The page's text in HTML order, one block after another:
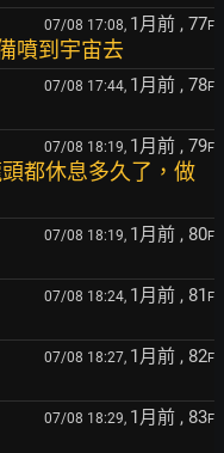
07/08 17:08, 1月前 , 77F
噴到宇宙去
07/08 17:44, 1月前 , 78F
07/08 18:19, 1月前 , 79F
都休息多久了，做
07/08 18:19, 1月前 , 80F
07/08 18:24, 1月前 , 81 F
07/08 18:27, 1月前 , 82F
07/08 18:29, 1月前 , 83F